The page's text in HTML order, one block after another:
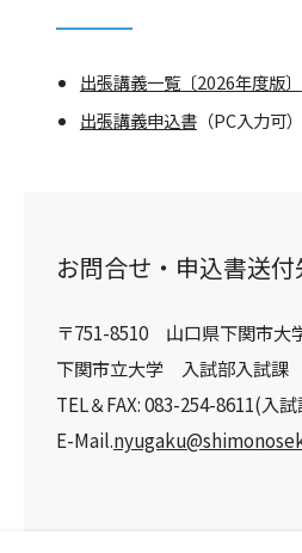
出張講義一覧〔2026年度版〕
出張講義申込書（PC入力可）
お問合せ・申込書送付
〒751-8510 山口県下関市大
下関市立大学 入試部入試課
TEL＆FAX: 083-254-8611(入
E-Mail.